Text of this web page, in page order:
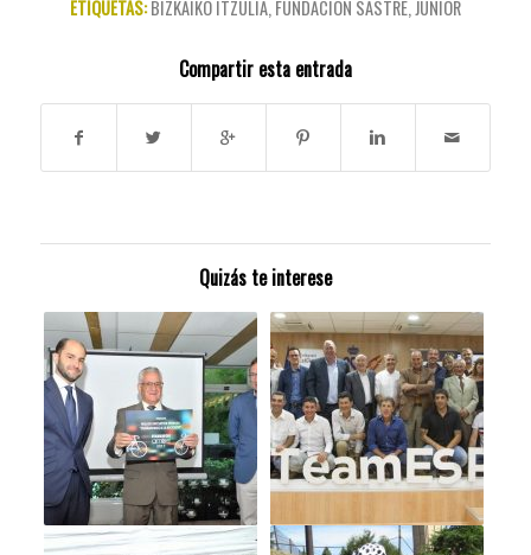
ETIQUETAS:BIZKAIKO ITZULIA, FUNDACIÓN SASTRE, JUNIOR
Compartir esta entrada
Quizás te interese